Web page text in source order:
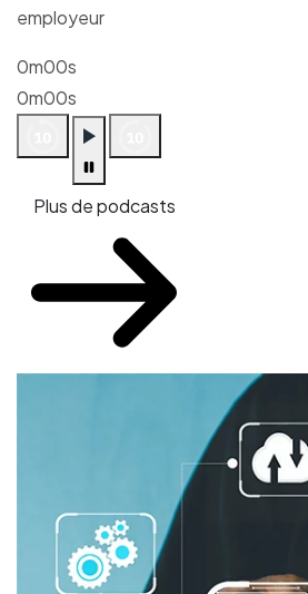
employeur
0m00s
0m00s
Plus de podcasts